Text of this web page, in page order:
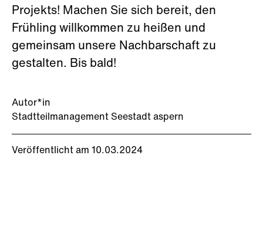
Autor*in
Stadtteilmanagement Seestadt aspern
Veröffentlicht am 10.03.2024
Projekts! Machen Sie sich bereit, den
Frühling willkommen zu heißen und
gemeinsam unsere Nachbarschaft zu
gestalten. Bis bald!